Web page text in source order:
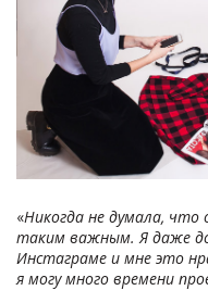
«Никогда не думала,
таким важным. Я даже
Инстаграме и мне это
я могу много времени